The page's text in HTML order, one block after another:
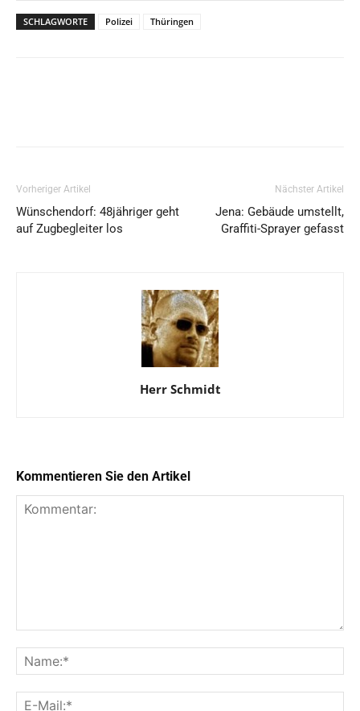
SCHLAGWORTE Polizei Thüringen
Vorheriger Artikel
Wünschendorf: 48jähriger geht
auf Zugbegleiter los
Nächster Artikel
Jena: Gebäude umstellt,
Graffiti-Sprayer gefasst
Herr Schmidt
Kommentieren Sie den Artikel